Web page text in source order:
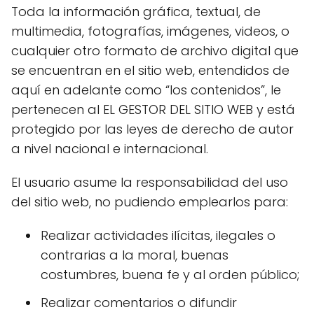
Toda la información gráfica, textual, de
multimedia, fotografías, imágenes, videos, o
cualquier otro formato de archivo digital que
se encuentran en el sitio web, entendidos de
aquí en adelante como “los contenidos”, le
pertenecen al EL GESTOR DEL SITIO WEB y está
protegido por las leyes de derecho de autor
a nivel nacional e internacional.
El usuario asume la responsabilidad del uso
del sitio web, no pudiendo emplearlos para:
Realizar actividades ilícitas, ilegales o
contrarias a la moral, buenas
costumbres, buena fe y al orden público;
Realizar comentarios o difundir